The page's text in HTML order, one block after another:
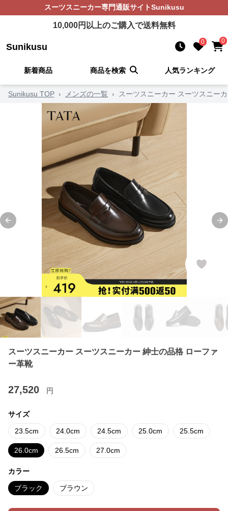
スーツスニーカー専門通販サイトSunikusu
10,000円以上のご購入で送料無料
Sunikusu 0 0
新着商品 商品を検索 人気ランキング
Sunikusu TOP › メンズの一覧 › スーツスニーカー スーツスニー
Previous slide
スーツスニーカー スーツスニーカー 紳士の品格 ローファ
ー革靴
27,520 円
サイズ
23.5cm 24.0cm 24.5cm 25.0cm 25.5cm
26.0cm 26.5cm 27.0cm
カラー
ブラック ブラウン